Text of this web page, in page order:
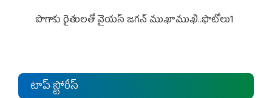
పొగాకు రైతుల‌తో వైయ‌స్ జ‌గ‌న్ ముఖాముఖి..ఫొటోలు1
టాప్ స్టోరీస్